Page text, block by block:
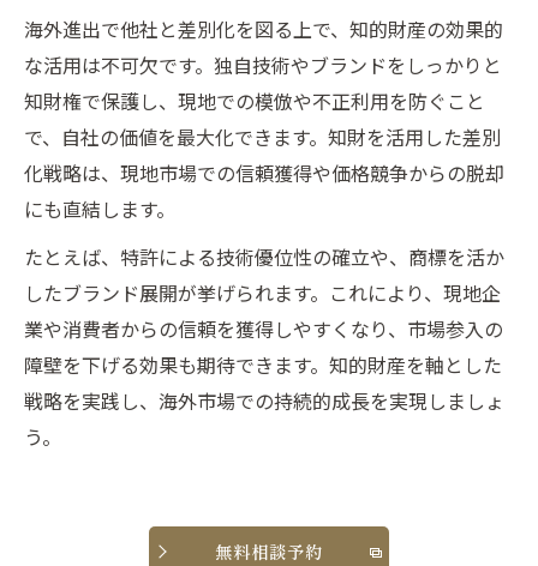
海外進出で他社と差別化を図る上で、知的財産の効果的
な活用は不可欠です。独自技術やブランドをしっかりと
知財権で保護し、現地での模倣や不正利用を防ぐこと
で、自社の価値を最大化できます。知財を活用した差別
化戦略は、現地市場での信頼獲得や価格競争からの脱却
にも直結します。
たとえば、特許による技術優位性の確立や、商標を活か
したブランド展開が挙げられます。これにより、現地企
業や消費者からの信頼を獲得しやすくなり、市場参入の
障壁を下げる効果も期待できます。知的財産を軸とした
戦略を実践し、海外市場での持続的成長を実現しましょ
う。
無料相談予約